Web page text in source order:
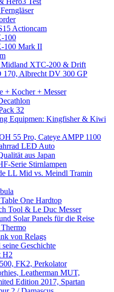
Actioncam
100
100 Mark II
Midland XTC-200 & Drift
170, Albrecht DV 300 GP
+ Kocher + Messer
32
Equipmen: Kingfisher & Kiwi
55 Pro, Cateye AMPP 1100
LED Auto
aus Japan
Serie Stirnlampen
LL Mid vs. Meindl Tramin
One Hardtop
Tool & Le Duc Messer
Solar Panels für die Reise
von Relags
Geschichte
H2
FK2, Perkolator
Leatherman MUT,
Edition 2017, Spartan